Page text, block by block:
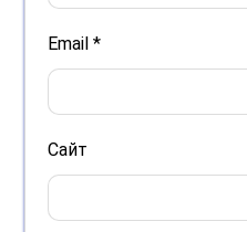
Email*
Сайт